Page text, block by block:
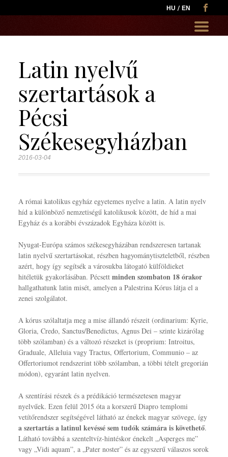
HU EN
Latin nyelvű
szertartások a
Pécsi
Székesegyházban
2016-03-04
A római katolikus egyház egyetemes nyelve a latin. A latin nyelv
híd a különböző nemzetiségű katolikusok között, de híd a mai
Egyház és a korábbi évszázadok Egyháza között is.
Nyugat-Európa számos székesegyházában rendszeresen tartanak
latin nyelvű szertartásokat, részben hagyománytiszteletből, részben
azért, hogy így segítsék a városukba látogató külföldieket
hitéletük gyakorlásában. Pécsett minden szombaton 18 órakor
hallgathatunk latin misét, amelyen a Palestrina Kórus látja el a
zenei szolgálatot.
A kórus szólaltatja meg a mise állandó részeit (ordinarium: Kyrie,
Gloria, Credo, Sanctus/Benedictus, Agnus Dei – szinte kizárólag
több szólamban) és a változó részeket is (proprium: Introitus,
Graduale, Alleluia vagy Tractus, Offertorium, Communio – az
Offertoriumot rendszerint több szólamban, a többi tételt gregorián
módon), egyaránt latin nyelven.
A szentírási részek és a prédikáció természetesen magyar
nyelvűek. Ezen felül 2015 óta a korszerű Diapro templomi
vetítőrendszer segítségével látható az énekek magyar szövege, így
a szertartás a latinul kevéssé sem tudók számára is követhető.
Látható továbbá a szenteltvíz-hintéskor énekelt „Asperges me”
vagy „Vidi aquam”, a „Pater noster” és az egyszerű válaszos sorok